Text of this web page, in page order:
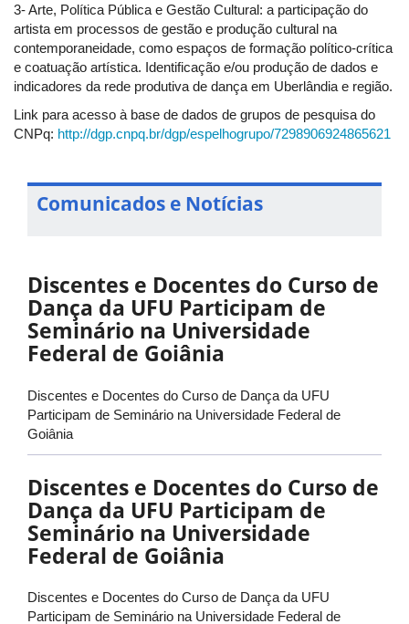
3- Arte, Política Pública e Gestão Cultural: a participação do
artista em processos de gestão e produção cultural na
contemporaneidade, como espaços de formação político-crítica
e coatuação artística. Identificação e/ou produção de dados e
indicadores da rede produtiva de dança em Uberlândia e região.
Link para acesso à base de dados de grupos de pesquisa do
CNPq: http://dgp.cnpq.br/dgp/espelhogrupo/7298906924865621
Comunicados e Notícias
Discentes e Docentes do Curso de
Dança da UFU Participam de
Seminário na Universidade
Federal de Goiânia
Discentes e Docentes do Curso de Dança da UFU
Participam de Seminário na Universidade Federal de
Goiânia
Discentes e Docentes do Curso de
Dança da UFU Participam de
Seminário na Universidade
Federal de Goiânia
Discentes e Docentes do Curso de Dança da UFU
Participam de Seminário na Universidade Federal de